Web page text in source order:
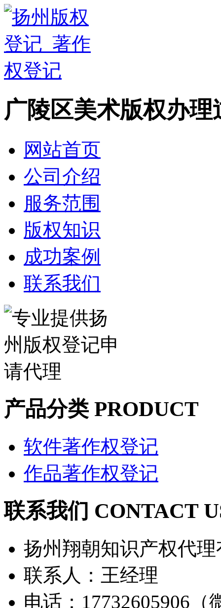
广陵区美术版权办
网站首页
公司介绍
服务范围
版权知识
成功案例
联系我们
产品分类 PRODUCT
软件著作权登记
作品著作权登记
联系我们 CONTACT
扬州翔朝知识产权代
联系人：王经理
电话：17732605906（